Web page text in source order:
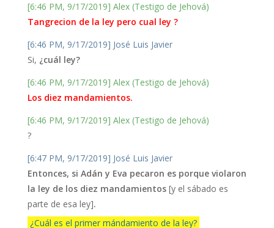
[6:46 PM, 9/17/2019] Alex (Testigo de Jehová)
Tangrecion de la ley pero cual ley ?
[6:46 PM, 9/17/2019] José Luis Javier
Si, ¿cuál ley?
[6:46 PM, 9/17/2019] Alex (Testigo de Jehová)
Los diez mandamientos.
[6:46 PM, 9/17/2019] Alex (Testigo de Jehová)
?
[6:47 PM, 9/17/2019] José Luis Javier
Entonces, si Adán y Eva pecaron es porque violaron
la ley de los diez mandamientos [y el sábado es
parte de esa ley].
¿Cuál es el primer mándamiento de la ley?